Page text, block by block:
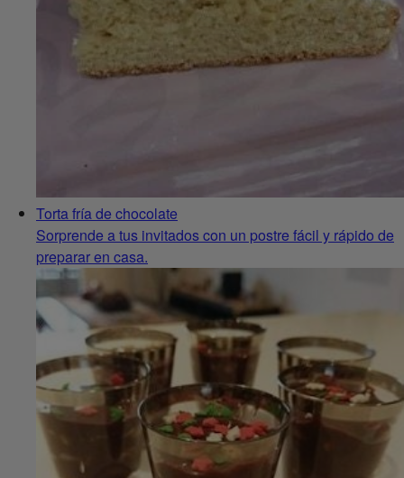
Torta fría de chocolate
Sorprende a tus invitados con un postre fácil y rápido de
preparar en casa.